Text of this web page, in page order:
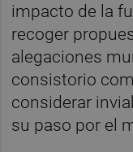
impacto de la
recoger
alegaciones
consistorio
considerar
su paso por el